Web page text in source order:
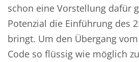
schon eine Vorstellung dafür
Potenzial die Einführung des
bringt. Um den Übergang
Code so flüssig wie möglich